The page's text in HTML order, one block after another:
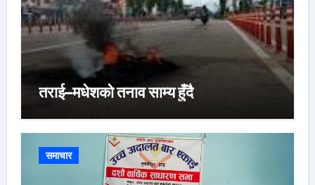
तराई–मधेशको तनाव साम्य हुँदै
समाचार